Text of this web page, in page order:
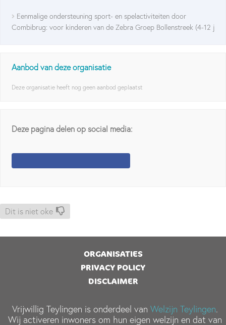
Eenmalige ondersteuning sport- en spelactiviteiten door
Combibrug: voor kinderen van de Zebra Groep Bollenstreek (4-12 j
Aanbod van deze organisatie
Deze organisatie heeft nog geen aanbod geplaatst
Deze pagina delen op social media:
Dit is niet oke
ORGANISATIES
PRIVACY POLICY
DISCLAIMER
Vrijwillig Teylingen is onderdeel vanWelzijn Teylingen.
Wij activeren inwoners om hun eigen welzijn en dat van